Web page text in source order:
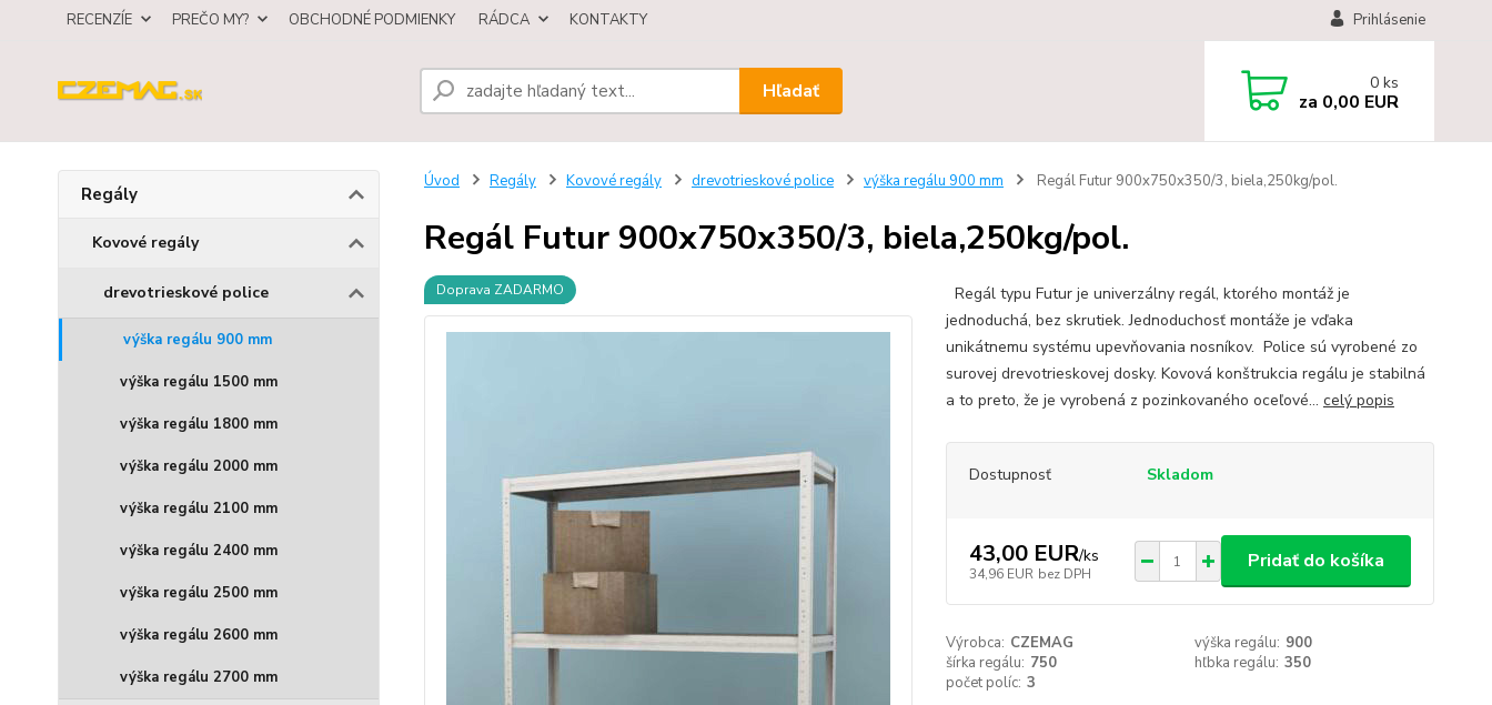
RECENZÍE PREČO MY? OBCHODNÉ PODMIENKY RÁDCA KONTAKTY Prihlásenie
Hľadať 0 ks
za 0,00 EUR
Regály
Kovové regály
drevotrieskové police
výška regálu 900 mm
výška regálu 1500 mm
výška regálu 1800 mm
výška regálu 2000 mm
výška regálu 2100 mm
výška regálu 2400 mm
výška regálu 2500 mm
výška regálu 2600 mm
výška regálu 2700 mm
Úvod Regály Kovové regály drevotrieskové police výška regálu 900 mm Regál Futur 900x750x350/3, biela,250kg/pol.
Regál Futur 900x750x350/3, biela,250kg/pol.
Doprava ZADARMO
Regál typu Futur je univerzálny regál, ktorého montáž je
jednoduchá, bez skrutiek. Jednoduchosť montáže je vďaka
unikátnemu systému upevňovania nosníkov. Police sú vyrobené zo
surovej drevotrieskovej dosky. Kovová konštrukcia regálu je stabilná
a to preto, že je vyrobená z pozinkovaného oceľové... celý popis
Dostupnosť Skladom
43,00 EUR/ks
34,96 EUR bez DPH
Pridať do košíka
Výrobca: CZEMAG výška regálu: 900
šírka regálu: 750 hľbka regálu: 350
počet políc: 3